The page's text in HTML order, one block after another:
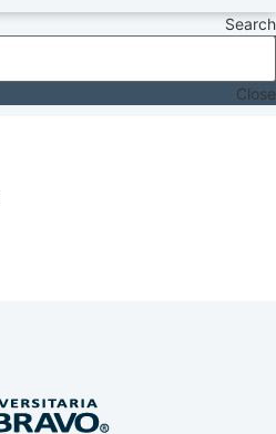
Search
Close